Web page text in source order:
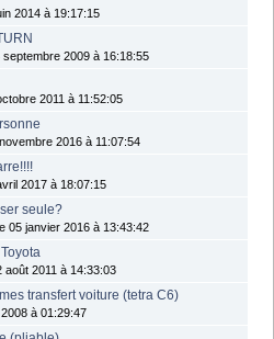
2014 à 19:17:15
septembre 2009 à 16:18:55
2011 à 11:52:05
2016 à 11:07:54
2017 à 18:07:15
seule?
05 janvier 2016 à 13:43:42
août 2011 à 14:33:03
transfert voiture (tetra C6)
à 01:29:47